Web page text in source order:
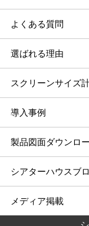
よくある質問
選ばれる理由
スクリーンサイズ
導入事例
製品図面ダウンロ
シアターハウスブ
メディア掲載